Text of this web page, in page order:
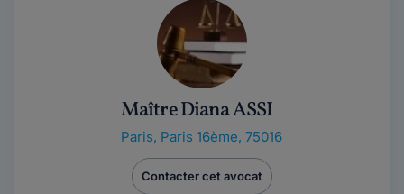
Maître Diana ASSI
Paris, Paris 16ème, 75016
Contacter cet avocat